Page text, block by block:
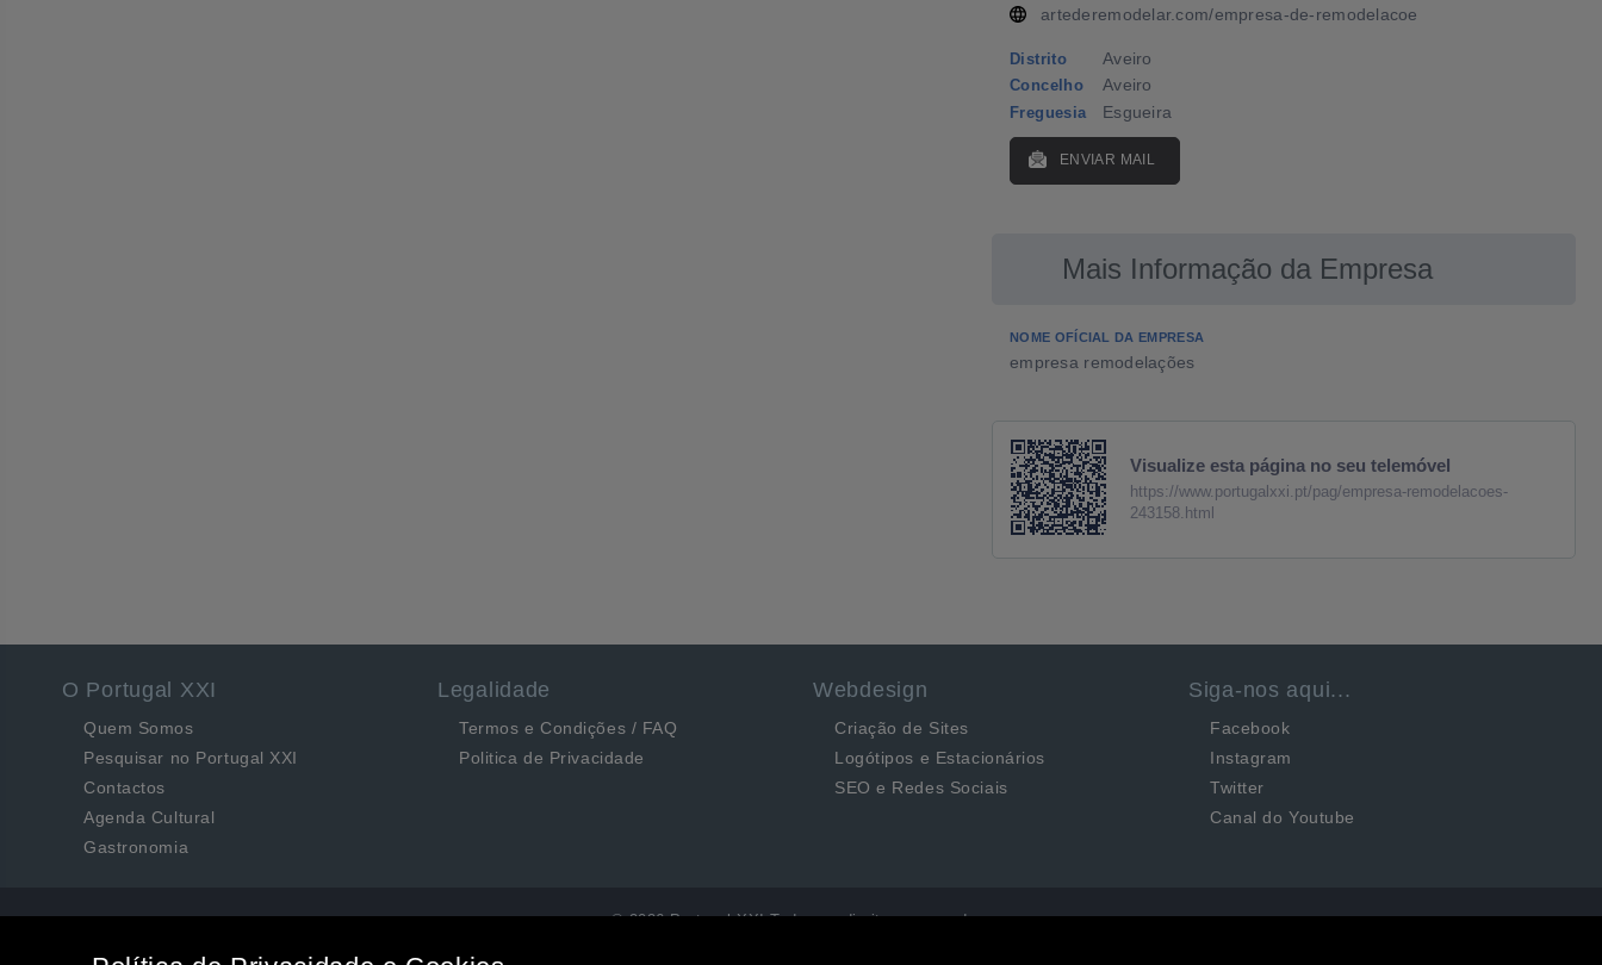
artederemodelar.com/empresa-de-remodelacoe
Distrito Aveiro
Concelho Aveiro
Freguesia Esgueira
ENVIAR MAIL
Mais Informação da Empresa
NOME OFÍCIAL DA EMPRESA
empresa remodelações
Visualize esta página no seu telemóvel
https://www.portugalxxi.pt/pag/empresa-remodelacoes-
243158.html
O Portugal XXI
Quem Somos
Pesquisar no Portugal XXI
Contactos
Agenda Cultural
Gastronomia
Legalidade
Termos e Condições / FAQ
Politica de Privacidade
Webdesign
Criação de Sites
Logótipos e Estacionários
SEO e Redes Sociais
Siga-nos aqui...
Facebook
Instagram
Twitter
Canal do Youtube
© 2026 Portugal XXI Todos os direitos reservados.